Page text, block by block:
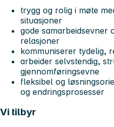
trygg og rolig i møte
situasjoner
gode samarbeidsevner
relasjoner
kommuniserer tydelig,
arbeider selvstendig,
gjennomføringsevne
fleksibel og
og endringsprosesser
Vi tilbyr